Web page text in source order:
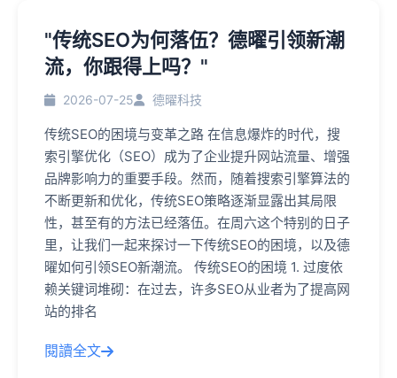
"传统SEO为何落伍？德曜引领新潮
流，你跟得上吗？"
2026-07-25 德曜科技
传统SEO的困境与变革之路 在信息爆炸的时代，搜
索引擎优化（SEO）成为了企业提升网站流量、增强
品牌影响力的重要手段。然而，随着搜索引擎算法的
不断更新和优化，传统SEO策略逐渐显露出其局限
性，甚至有的方法已经落伍。在周六这个特别的日子
里，让我们一起来探讨一下传统SEO的困境，以及德
曜如何引领SEO新潮流。 传统SEO的困境 1. 过度依
赖关键词堆砌：在过去，许多SEO从业者为了提高网
站的排名
閱讀全文